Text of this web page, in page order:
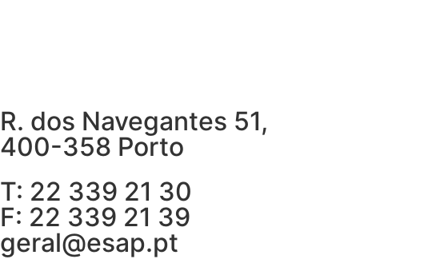
R. dos Navegantes 51,
400-358 Porto
T: 22 339 21 30
F: 22 339 21 39
geral@esap.pt